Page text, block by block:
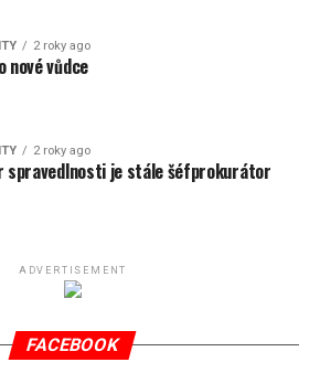
2 roky ago
nové vůdce
2 roky ago
spravedlnosti je stále šéfprokurátor
ADVERTISEMENT
FACEBOOK